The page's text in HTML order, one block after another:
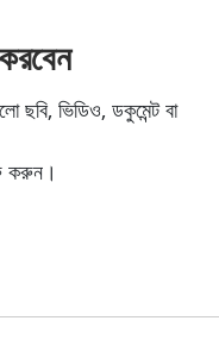
ভিডিও, ডকুমেন্ট বা
করুন।